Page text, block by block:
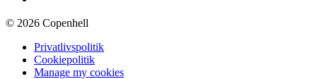
© 2026 Copenhell
Privatlivspolitik
Cookiepolitik
Manage my cookies